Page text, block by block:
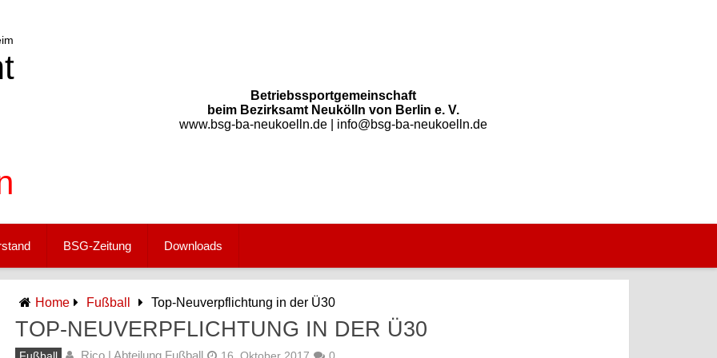
Betriebssportgemeinschaft
beim Bezirksamt Neukölln von Berlin e. V.
www.bsg-ba-neukoelln.de | info@bsg-ba-neukoelln.de
BSG-Zeitung Downloads
Home Fußball Top-Neuverpflichtung in der Ü30
TOP-NEUVERPFLICHTUNG IN DER Ü30
Rico | Abteilung Fußball